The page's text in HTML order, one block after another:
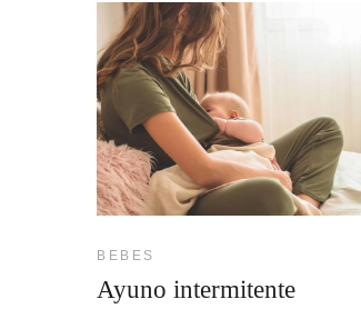
BEBES
Ayuno intermitente